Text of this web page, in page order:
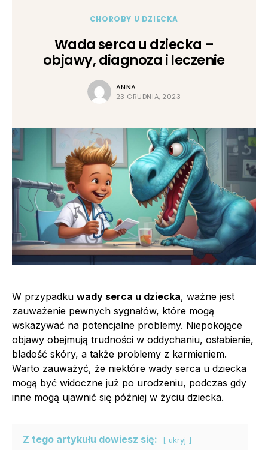
CHOROBY U DZIECKA
Wada serca u dziecka –
objawy, diagnoza i leczenie
ANNA
23 GRUDNIA, 2023
W przypadku wady serca u dziecka, ważne jest
zauważenie pewnych sygnałów, które mogą
wskazywać na potencjalne problemy. Niepokojące
objawy obejmują trudności w oddychaniu, osłabienie,
bladość skóry, a także problemy z karmieniem.
Warto zauważyć, że niektóre wady serca u dziecka
mogą być widoczne już po urodzeniu, podczas gdy
inne mogą ujawnić się później w życiu dziecka.
Z tego artykułu dowiesz się: ukryj